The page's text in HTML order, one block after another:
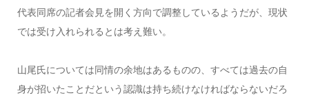
代表同席の記者会見を開く方向で調整しているようだが、現状
では受け入れられるとは考え難い。
山尾氏については同情の余地はあるものの、すべては過去の自
身が招いたことだという認識は持ち続けなければならないだろ